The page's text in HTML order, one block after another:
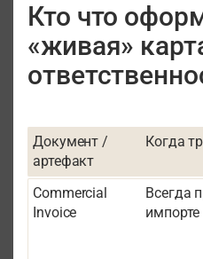
Кто что
«живая»
Документ /
артефакт
Когда
Commercial
Invoice
Всегда
импорте